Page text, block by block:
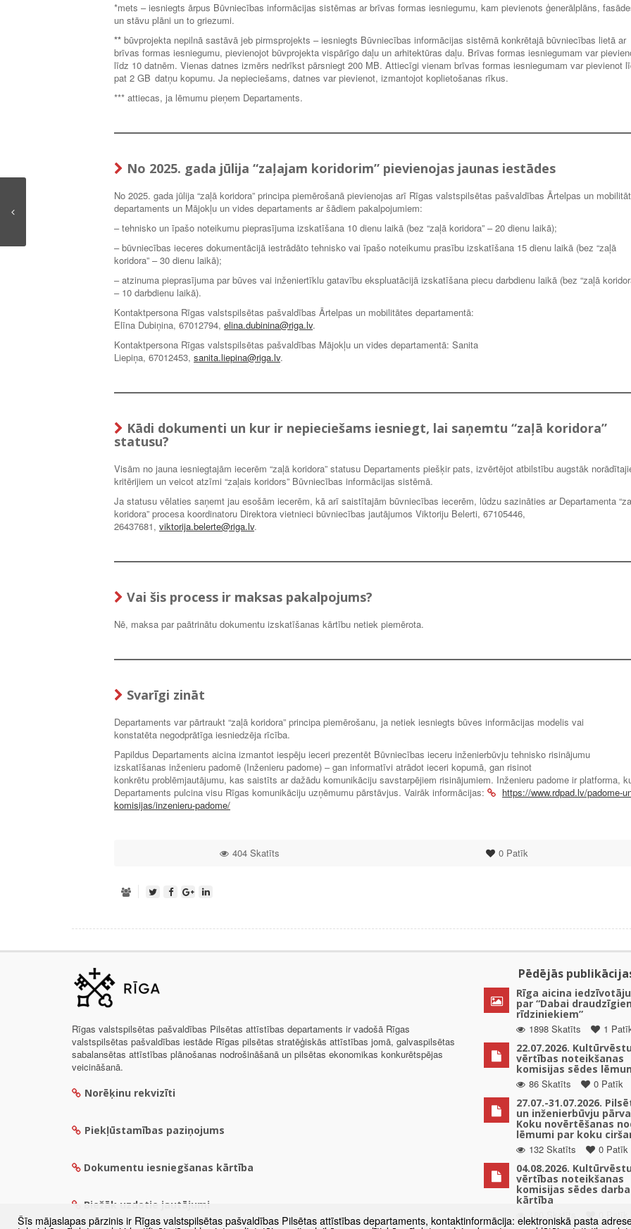
*mets – iesniegts ārpus Būvniecības informācijas sistēmas ar brīvas formas iesniegumu, kam pievienots ģenerālplāns,
un stāvu plāni un to griezumi.
** būvprojekta nepilnā sastāvā jeb pirmsprojekts – iesniegts Būvniecības informācijas sistēmā konkrētajā būvniecības lietā ar
brīvas formas iesniegumu, pievienojot būvprojekta vispārīgo daļu un arhitektūras daļu. Brīvas formas iesniegumam var
līdz 10 datnēm. Vienas datnes izmērs nedrīkst pārsniegt 200 MB. Attiecīgi vienam brīvas formas iesniegumam var pievienot
pat 2 GB datņu kopumu. Ja nepieciešams, datnes var pievienot, izmantojot koplietošanas rīkus.
*** attiecas, ja lēmumu pieņem Departaments.
No 2025. gada jūlija “zaļajam koridorim” pievienojas jaunas iestādes
No 2025. gada jūlija “zaļā koridora” principa piemērošanā pievienojas arī Rīgas valstspilsētas pašvaldības Ārtelpas un
departaments un Mājokļu un vides departaments ar šādiem pakalpojumiem:
– tehnisko un īpašo noteikumu pieprasījuma izskatīšana 10 dienu laikā (bez “zaļā koridora” – 20 dienu laikā);
– būvniecības ieceres dokumentācijā iestrādāto tehnisko vai īpašo noteikumu prasību izskatīšana 15 dienu laikā (bez “zaļā
koridora” – 30 dienu laikā);
– atzinuma pieprasījuma par būves vai inženiertīklu gatavību ekspluatācijā izskatīšana piecu darbdienu laikā (bez “zaļā
– 10 darbdienu laikā).
Kontaktpersona Rīgas valstspilsētas pašvaldības Ārtelpas un mobilitātes departamentā:
Elīna Dubiņina, 67012794, elina.dubinina@riga.lv.
Kontaktpersona Rīgas valstspilsētas pašvaldības Mājokļu un vides departamentā: Sanita
Liepiņa, 67012453, sanita.liepina@riga.lv.
Kādi dokumenti un kur ir nepieciešams iesniegt, lai saņemtu “zaļā koridora”
statusu?
Visām no jauna iesniegtajām iecerēm “zaļā koridora” statusu Departaments piešķir pats, izvērtējot atbilstību augstāk
kritērijiem un veicot atzīmi “zaļais koridors” Būvniecības informācijas sistēmā.
Ja statusu vēlaties saņemt jau esošām iecerēm, kā arī saistītajām būvniecības iecerēm, lūdzu sazināties ar Departamenta
koridora” procesa koordinatoru Direktora vietnieci būvniecības jautājumos Viktoriju Belerti, 67105446,
26437681, viktorija.belerte@riga.lv.
Vai šis process ir maksas pakalpojums?
Nē, maksa par paātrinātu dokumentu izskatīšanas kārtību netiek piemērota.
Svarīgi zināt
Departaments var pārtraukt “zaļā koridora” principa piemērošanu, ja netiek iesniegts būves informācijas modelis vai
konstatēta negodprātīga iesniedzēja rīcība.
Papildus Departaments aicina izmantot iespēju ieceri prezentēt Būvniecības ieceru inženierbūvju tehnisko risinājumu
izskatīšanas inženieru padomē (Inženieru padome) – gan informatīvi atrādot ieceri kopumā, gan risinot
konkrētu problēmjautājumu, kas saistīts ar dažādu komunikāciju savstarpējiem risinājumiem. Inženieru padome ir platforma,
Departaments pulcina visu Rīgas komunikāciju uzņēmumu pārstāvjus. Vairāk informācijas:
https://www.rdpad.lv/padome-
komisijas/inzenieru-padome/
0Patīk
404 Skatīts
Rīgas valstspilsētas pašvaldības Pilsētas attīstības departaments ir vadošā Rīgas
valstspilsētas pašvaldības iestāde Rīgas pilsētas stratēģiskās attīstības jomā, galvaspilsētas
sabalansētas attīstības plānošanas nodrošināšanā un pilsētas ekonomikas konkurētspējas
veicināšanā.
Norēķinu rekvizīti
Piekļūstamības paziņojums
Dokumentu iesniegšanas kārtība
Biežāk uzdotie jautājumi
Pēdējās
Rīga aicina
par “Dabai
rīdziniekiem”
1898 Skatīts
1
22.07.2026.
vērtības noteikšanas
komisijas sēdes
86 Skatīts
0 Patīk
27.07.-31.07.2026.
un inženierbūvju
Koku novērtēšanas
lēmumi par koku
132 Skatīts
0 Patīk
04.08.2026.
vērtības noteikšanas
komisijas sēdes darba
kārtība
180 Skatīts
0 Patīk
Šīs mājaslapas pārzinis ir Rīgas valstspilsētas pašvaldības Pilsētas attīstības departaments, kontaktinformācija: elektroniskā pasta